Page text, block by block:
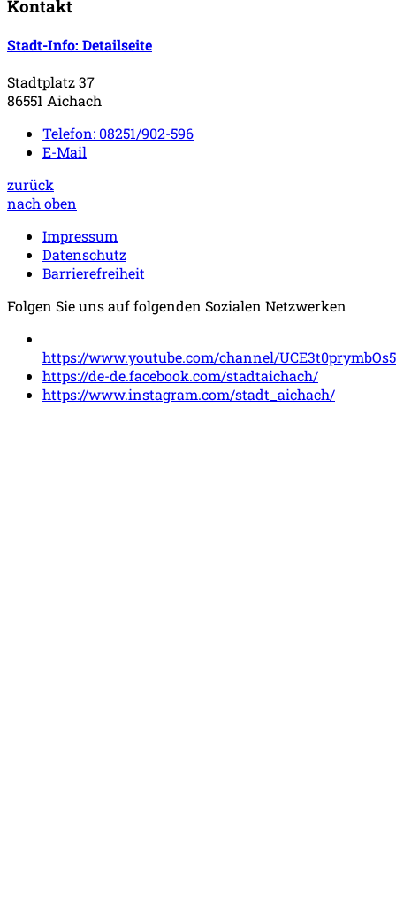
Kontakt
Stadt-Info: Detailseite
Stadtplatz 37
86551 Aichach
Telefon: 08251/902-596
E-Mail
zurück
nach oben
Impressum
Datenschutz
Barrierefreiheit
Folgen Sie uns auf folgenden Sozialen Netzwerken
https://www.youtube.com/channel/
https://de-de.facebook.com/stadtaichach/
https://www.instagram.com/stadt_aichach/